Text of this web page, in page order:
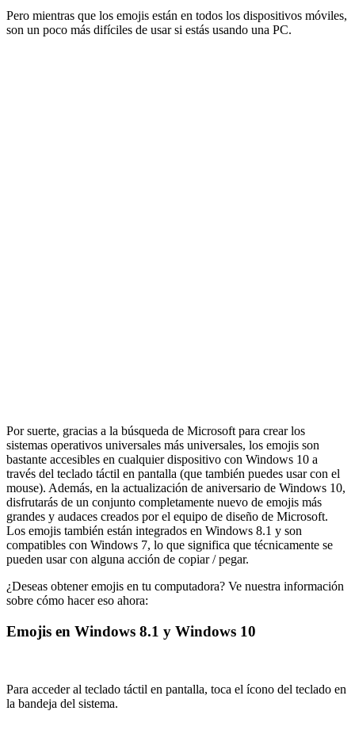
Pero mientras que los emojis están en todos los dispositivos móviles,
son un poco más difíciles de usar si estás usando una PC.
Por suerte, gracias a la búsqueda de Microsoft para crear los
sistemas operativos universales más universales, los emojis son
bastante accesibles en cualquier dispositivo con Windows 10 a
través del teclado táctil en pantalla (que también puedes usar con el
mouse). Además, en la actualización de aniversario de Windows 10,
disfrutarás de un conjunto completamente nuevo de emojis más
grandes y audaces creados por el equipo de diseño de Microsoft.
Los emojis también están integrados en Windows 8.1 y son
compatibles con Windows 7, lo que significa que técnicamente se
pueden usar con alguna acción de copiar / pegar.
¿Deseas obtener emojis en tu computadora? Ve nuestra información
sobre cómo hacer eso ahora:
Emojis en Windows 8.1 y Windows 10
Para acceder al teclado táctil en pantalla, toca el ícono del teclado en
la bandeja del sistema.